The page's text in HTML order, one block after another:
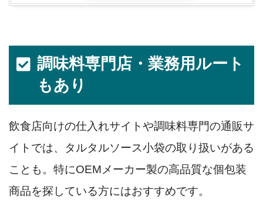
調味料専門店・業務用ルート
もあり
飲食店向けの仕入れサイトや調味料専門の通販サ
イトでは、タルタルソース小袋の取り扱いがある
ことも。特にOEMメーカー製の高品質な個包装
商品を探している方にはおすすめです。